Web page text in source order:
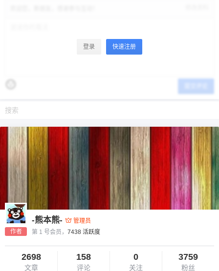
登录 快速注册
作者
-熊本熊-
管理员
第 1 号会员， 7438 活跃度
2698
文章
158
评论
0
关注
3759
粉丝